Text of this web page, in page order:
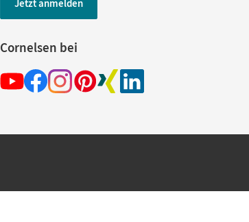
Jetzt anmelden
Cornelsen bei